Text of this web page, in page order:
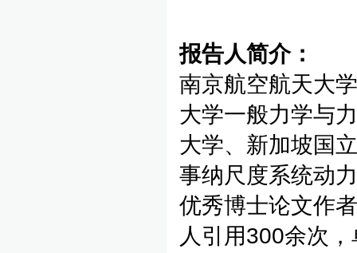
报告人简介：
南京航空航天大
大学一般力学与
大学、新加坡国
事纳尺度系统动
优秀博士论文作
人引用300余次